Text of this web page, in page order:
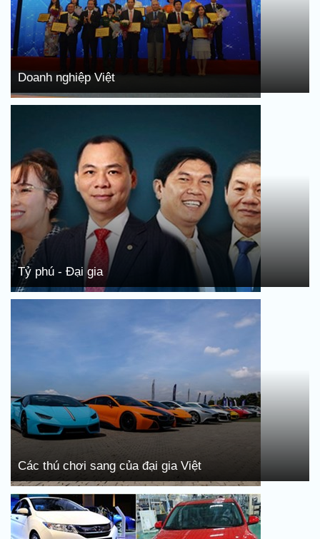
Doanh nghiệp Việt
Tỷ phú - Đại gia
Các thú chơi sang của đại gia Việt